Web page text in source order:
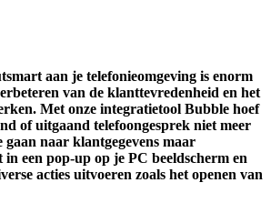
aan je telefonieomgeving is enorm
van de klanttevredenheid en het
Met onze integratietool Bubble hoef
of uitgaand telefoongesprek niet meer
gaan naar klantgegevens maar
een pop-up op je PC beeldscherm en
acties uitvoeren zoals het openen van